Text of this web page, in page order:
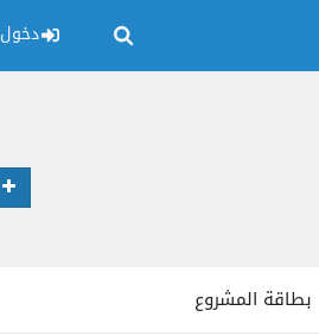
دخول
بطاقة المشروع